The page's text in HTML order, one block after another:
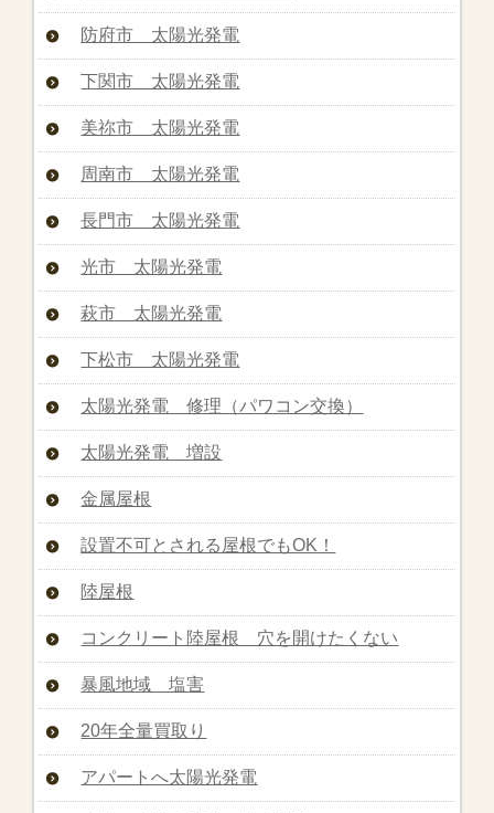
防府市 太陽光発電
下関市 太陽光発電
美祢市 太陽光発電
周南市 太陽光発電
長門市 太陽光発電
光市 太陽光発電
萩市 太陽光発電
下松市 太陽光発電
太陽光発電 修理（パワコン交換）
太陽光発電 増設
金属屋根
設置不可とされる屋根でもOK！
陸屋根
コンクリート陸屋根 穴を開けたくない
暴風地域 塩害
20年全量買取り
アパートへ太陽光発電